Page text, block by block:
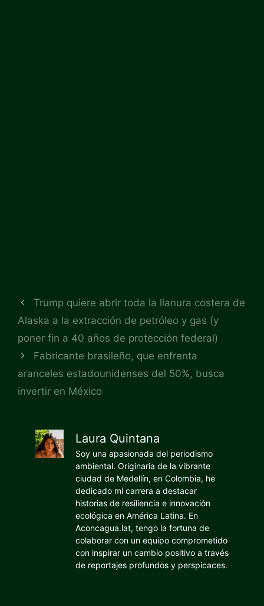
Trump quiere abrir toda la llanura costera de
Alaska a la extracción de petróleo y gas (y
poner fin a 40 años de protección federal)
Fabricante brasileño, que enfrenta
aranceles estadounidenses del 50%, busca
invertir en México
Laura Quintana
Soy una apasionada del periodismo
ambiental. Originaria de la vibrante
ciudad de Medellín, en Colombia, he
dedicado mi carrera a destacar
historias de resiliencia e innovación
ecológica en América Latina. En
Aconcagua.lat, tengo la fortuna de
colaborar con un equipo comprometido
con inspirar un cambio positivo a través
de reportajes profundos y perspicaces.